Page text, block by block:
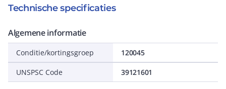
Technische specificaties
Algemene informatie
Conditie/kortingsgroep 120045
UNSPSC Code 39121601